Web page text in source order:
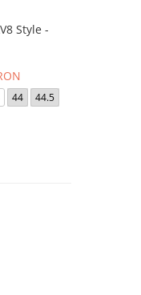
Style -
44
44.5